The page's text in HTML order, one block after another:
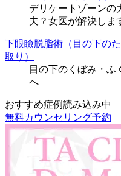
デリケートゾーンの
夫？女医が解決しま
下眼瞼脱脂術（目の下の
取り）
目の下のくぼみ・ふ
へ
おすすめ症例読み込み中
無料カウンセリング予約